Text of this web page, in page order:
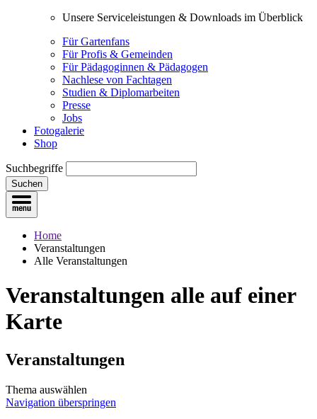
Unsere Serviceleistungen & Downloads im Überblick
Für Gartenfans
Für Profis & Gemeinden
Für Pädagoginnen & Pädagogen
Nachlese von Fachtagen
Studien & Diplomarbeiten
Presse
Jobs
Fotogalerie
Shop
Suchbegriffe
Suchen
Home
Veranstaltungen
Alle Veranstaltungen
Veranstaltungen alle auf einer
Karte
Veranstaltungen
Thema auswählen
Navigation überspringen